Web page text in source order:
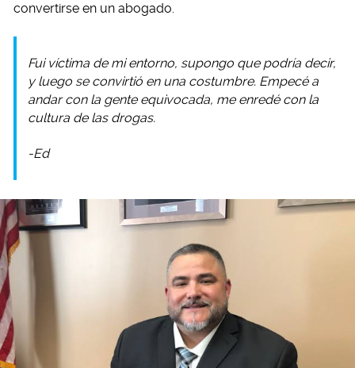
convertirse en un abogado.
Fui víctima de mi entorno, supongo que podría decir,
y luego se convirtió en una costumbre. Empecé a
andar con la gente equivocada, me enredé con la
cultura de las drogas.
-Ed